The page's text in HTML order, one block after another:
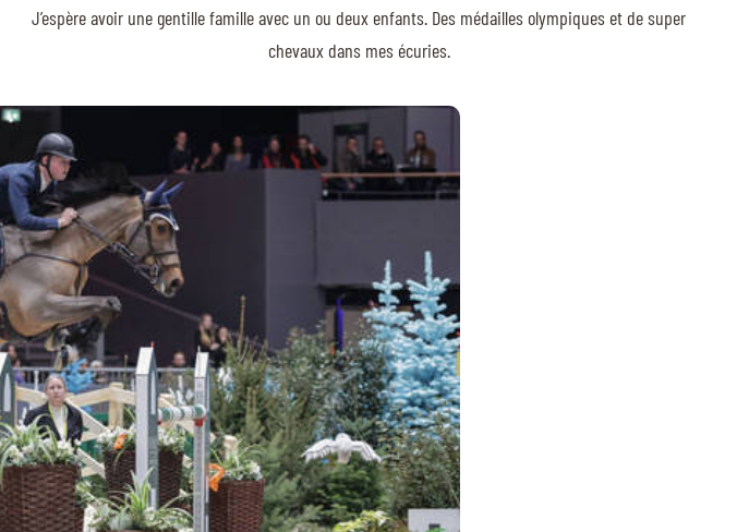
J’espère avoir une gentille famille avec un ou deux enfants. Des médailles olympiques et de super
chevaux dans mes écuries.